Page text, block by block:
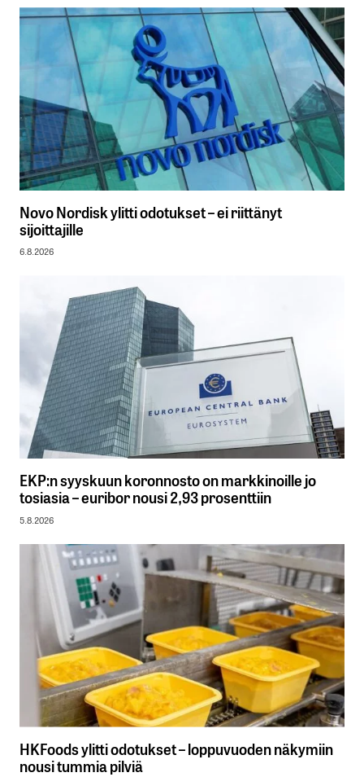
Novo Nordisk ylitti odotukset – ei riittänyt
sijoittajille
6.8.2026
EKP:n syyskuun koronnosto on markkinoille jo
tosiasia – euribor nousi 2,93 prosenttiin
5.8.2026
HKFoods ylitti odotukset – loppuvuoden näkymiin
nousi tummia pilviä